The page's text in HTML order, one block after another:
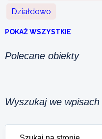
Działdowo
POKAŻ WSZYSTKIE
Polecane obiekty
Wyszukaj we wpisach